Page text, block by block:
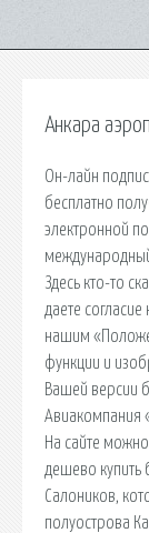
Анкара
Он-лайн
бесплатно
электронной
Здесь кто-то
даете
нашим
функции и
Вашей версии
Авиакомпания
На сайте
дешево купить
Салоников,
полуострова